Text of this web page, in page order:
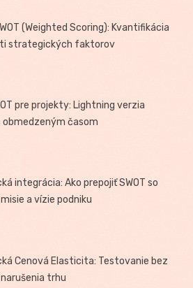
(Weighted Scoring): Kvantifikácia
strategických faktorov
pre projekty: Lightning verzia
obmedzeným časom
integrácia: Ako prepojiť SWOT so
a vízie podniku
Cenová Elasticita: Testovanie bez
trhu